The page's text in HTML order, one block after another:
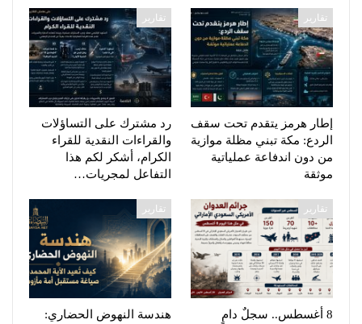
تقارير
إطار هرمز يتقدم تحت سقف
الردع: مكة تبني مظلة موازية
من دون اندفاعة عملياتية
موثقة
تقارير
رد مشترك على التساؤلات
والقراءات النقدية للقراء
الكرام، أشكر لكم هذا
التفاعل لمجريات…
تقارير
8 أغسطس.. سجلٌ دامٍ
تقارير
هندسة النهوض الحضاري: